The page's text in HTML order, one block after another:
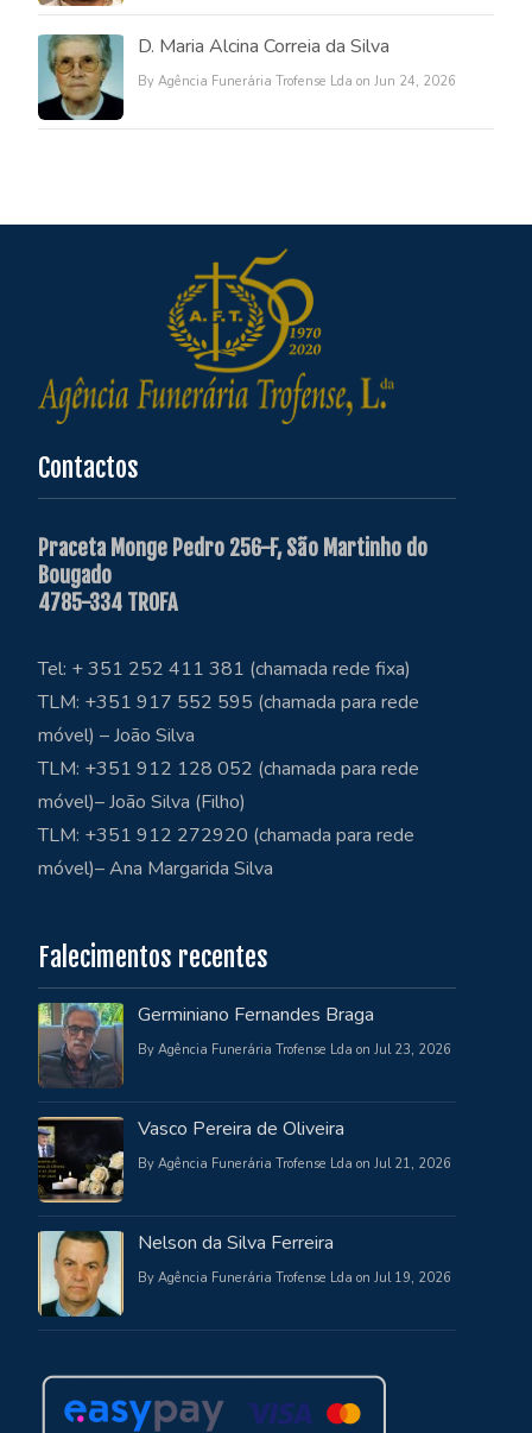
D. Maria Alcina Correia da Silva
By Agência Funerária Trofense Lda on Jun 24, 2026
Contactos
Praceta Monge Pedro 256-F, São Martinho do
Bougado
4785-334 TROFA
Tel: + 351 252 411 381 (chamada rede fixa)
TLM: +351 917 552 595 (chamada para rede
móvel) – João Silva
TLM: +351 912 128 052 (chamada para rede
móvel)– João Silva (Filho)
TLM: +351 912 272920 (chamada para rede
móvel)– Ana Margarida Silva
Falecimentos recentes
Germiniano Fernandes Braga
By Agência Funerária Trofense Lda on Jul 23, 2026
Vasco Pereira de Oliveira
By Agência Funerária Trofense Lda on Jul 21, 2026
Nelson da Silva Ferreira
By Agência Funerária Trofense Lda on Jul 19, 2026